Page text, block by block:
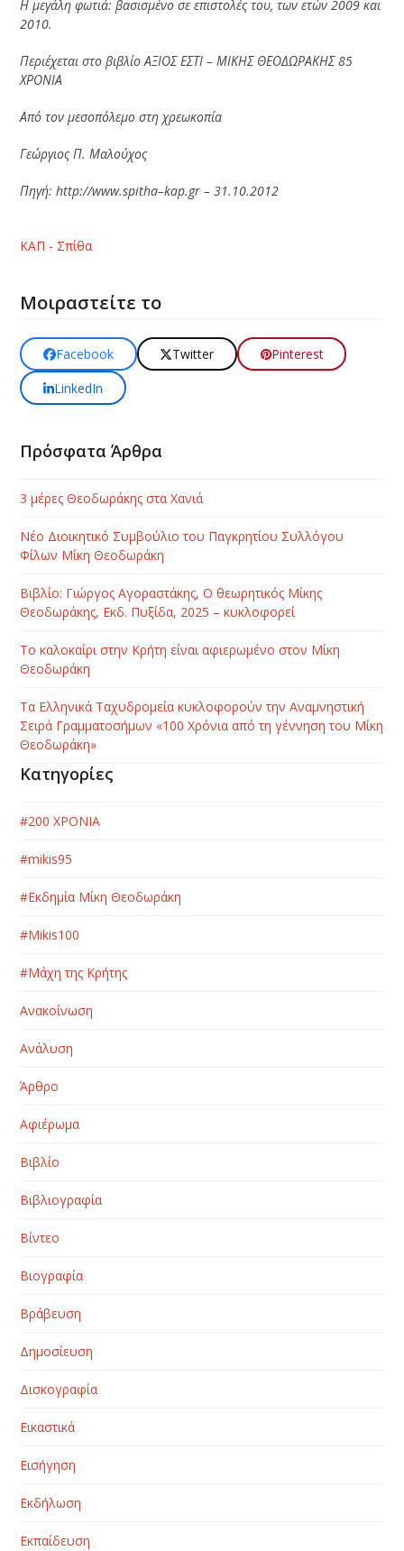
Η μεγάλη φωτιά: βασισμένο σε επιστολές του, των ετών 2009 και
2010.
Περιέχεται στο βιβλίο ΑΞΙΟΣ ΕΣΤΙ – ΜΙΚΗΣ ΘΕΟΔΩΡΑΚΗΣ 85
ΧΡΟΝΙΑ
Από τον μεσοπόλεμο στη χρεωκοπία
Γεώργιος Π. Μαλούχος
Πηγή:http://www.spitha–kap.gr – 31.10.2012
ΚΑΠ - Σπίθα
Μοιραστείτε το
Facebook Twitter
Pinterest
LinkedIn
Πρόσφατα Άρθρα
3 μέρες Θεοδωράκης στα Χανιά
Νέο Διοικητικό Συμβούλιο του Παγκρητίου Συλλόγου
Φίλων Μίκη Θεοδωράκη
Βιβλίο: Γιώργος Αγοραστάκης, Ο θεωρητικός Μίκης
Θεοδωράκης, Εκδ. Πυξίδα, 2025 – κυκλοφορεί
Το καλοκαίρι στην Κρήτη είναι αφιερωμένο στον Μίκη
Θεοδωράκη
Τα Ελληνικά Ταχυδρομεία κυκλοφορούν την Αναμνηστική
Σειρά Γραμματοσήμων «100 Χρόνια από τη γέννηση του Μίκη
Θεοδωράκη»
Κατηγορίες
#200 ΧΡΟΝΙΑ
#mikis95
#Εκδημία Μίκη Θεοδωράκη
#Μikis100
#Μάχη της Κρήτης
Ανακοίνωση
Ανάλυση
Άρθρο
Αφιέρωμα
Βιβλίο
Βιβλιογραφία
Βίντεο
Βιογραφία
Βράβευση
Δημοσίευση
Δισκογραφία
Εικαστικά
Εισήγηση
Εκδήλωση
Εκπαίδευση